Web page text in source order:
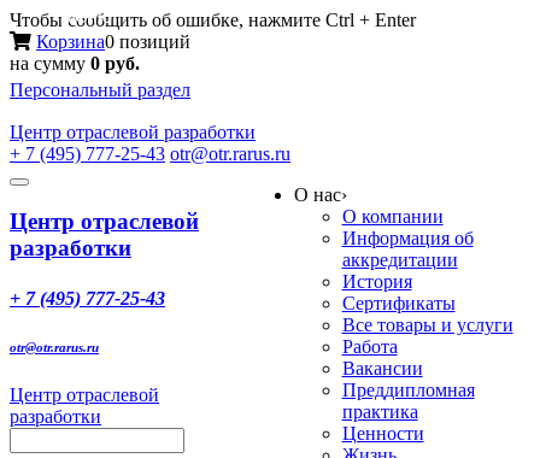
Чтобы сообщить об ошибке, нажмите Ctrl + Enter
Корзина0 позиций
на сумму 0 руб.
Персональный раздел
Центр отраслевой разработки
+ 7 (495) 777-25-43 otr@otr.rarus.ru
Toggle
Меню
Центр отраслевой
разработки
+ 7 (495) 777-25-43
otr@otr.rarus.ru
Центр отраслевой
разработки
О нас›
О компании
Информация об
аккредитации
История
Сертификаты
Все товары и услуги
Работа
Вакансии
Преддипломная
практика
Ценности